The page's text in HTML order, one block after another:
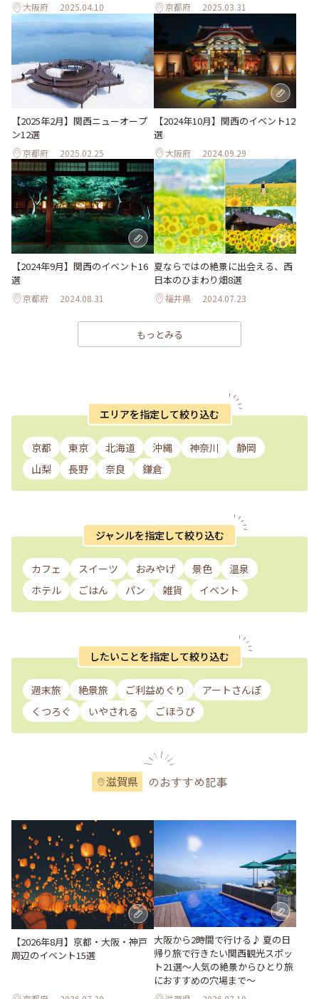
大阪府 2025.04.10 京都府 2025.03.31
【2025年2月】関西ニューオープ
ン12選
京都府 2025.02.25
【2024年10月】関西のイベント12
選
大阪府 2024.09.29
【2024年9月】関西のイベント16
選
京都府 2024.08.31
夏ならではの絶景に出会える、西
日本のひまわり畑8選
福井県 2024.07.23
もっとみる
エリアを指定して絞り込む
京都 東京 北海道 沖縄 神奈川
静岡
山梨
長野 奈良 鎌倉
ジャンルを指定して絞り込む
カフェ スイーツ おみやげ 景色
温泉
ホテル
ごはん パン 雑貨 イベント
したいことを指定して絞り込む
週末旅 絶景旅 ご利益めぐり
アートさんぽ
くつろぐ
いやされる ごほうび
滋賀県 のおすすめ記事
【2026年8月】京都・大阪・神戸
周辺のイベント15選
大阪から2時間で行ける♪ 夏の日
帰り旅で行きたい関西観光スポッ
ト21選～人気の絶景からひとり旅
におすすめの穴場まで～